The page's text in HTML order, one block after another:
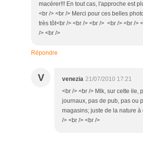
macérer!!! En tout cas, l'approche est
<br /> <br /> Merci pour ces belles
très tôt<br /> <br /> <br /> <br /> <br />
/> <br />
Répondre
V venezia 21/07/2010 17:21
<br /> <br /> Mlk, sur cette ile,
journaux, pas de pub, pas ou
magasins; juste de la nature
/> <br /> <br />